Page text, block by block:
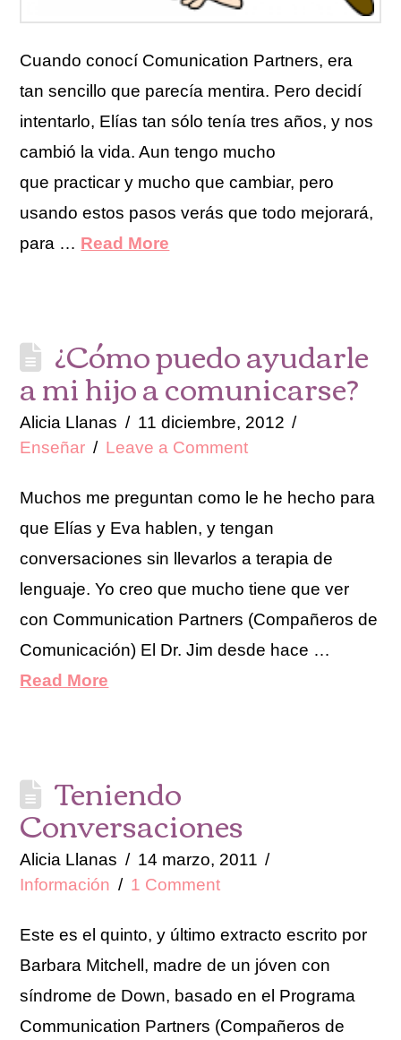
Cuando conocí Comunication Partners, era
tan sencillo que parecía mentira. Pero decidí
intentarlo, Elías tan sólo tenía tres años, y nos
cambió la vida. Aun tengo mucho
que practicar y mucho que cambiar, pero
usando estos pasos verás que todo mejorará,
para … Read More
¿Cómo puedo ayudarle
a mi hijo a comunicarse?
Alicia Llanas
11 diciembre, 2012
Enseñar
Leave a Comment
Muchos me preguntan como le he hecho para
que Elías y Eva hablen, y tengan
conversaciones sin llevarlos a terapia de
lenguaje. Yo creo que mucho tiene que ver
con Communication Partners (Compañeros de
Comunicación) El Dr. Jim desde hace …
Read More
Teniendo
Conversaciones
Alicia Llanas
14 marzo, 2011
Información
1 Comment
Este es el quinto, y último extracto escrito por
Barbara Mitchell, madre de un jóven con
síndrome de Down, basado en el Programa
Communication Partners (Compañeros de